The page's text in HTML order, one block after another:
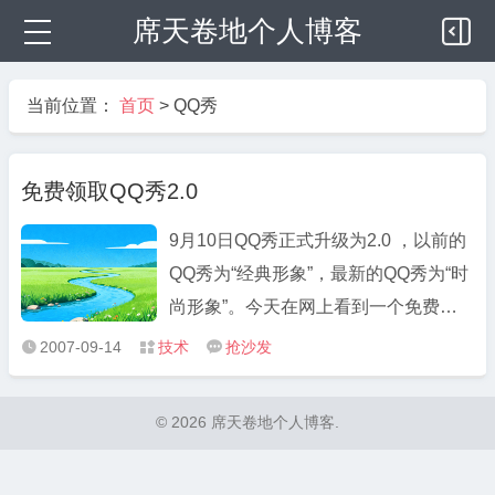
席天卷地个人博客
当前位置： 首页 > QQ秀
免费领取QQ秀2.0
9月10日QQ秀正式升级为2.0 ，以前的
QQ秀为“经典形象”，最新的QQ秀为“时
尚形象”。今天在网上看到一个免费领
取QQ秀2.0的方法，自己就随便领了一
套，趁现在方法还可以用，想要的赶紧
 2007-09-14  技术  抢沙发
© 2026 席天卷地个人博客.